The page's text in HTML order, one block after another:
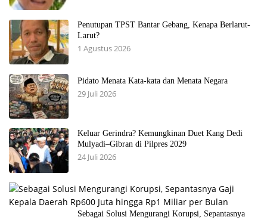
Penutupan TPST Bantar Gebang, Kenapa Berlarut-
Larut?
1 Agustus 2026
Pidato Menata Kata-kata dan Menata Negara
29 Juli 2026
Keluar Gerindra? Kemungkinan Duet Kang Dedi
Mulyadi–Gibran di Pilpres 2029
24 Juli 2026
Sebagai Solusi Mengurangi Korupsi, Sepantasnya